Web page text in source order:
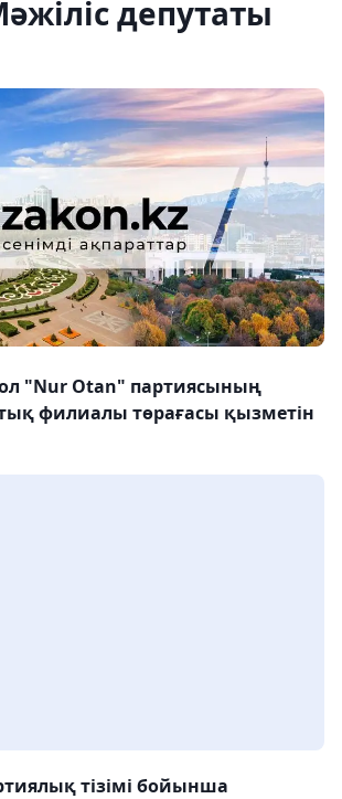
депутаты
"Nur Otan" партиясының
филиалы төрағасы қызметін
тізімі бойынша